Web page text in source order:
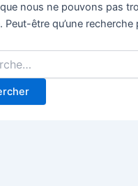
nous ne pouvons pas
Peut-être qu’une recherche